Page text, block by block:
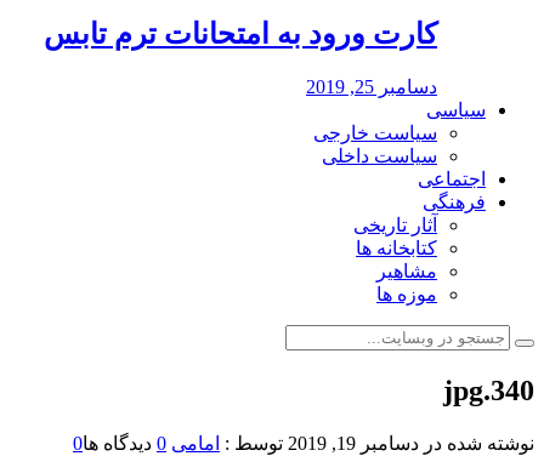
کارت ورود به امتحانات ترم تابس
دسامبر 25, 2019
سیاسی
سیاست خارجی
سیاست داخلی
اجتماعی
فرهنگی
آثار تاریخی
کتابخانه ها
مشاهیر
موزه ها
340.jpg
نوشته شده در دسامبر 19, 2019 توسط : امامی 0 دیدگاه ها0